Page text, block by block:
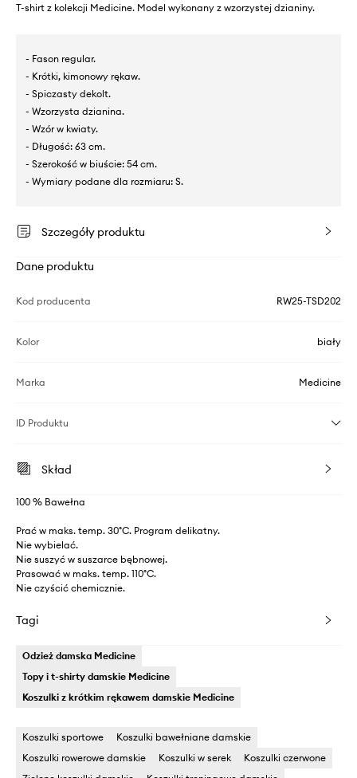
T-shirt z kolekcji Medicine. Model wykonany z wzorzystej dzianiny.
- Fason regular.
- Krótki, kimonowy rękaw.
- Spiczasty dekolt.
- Wzorzysta dzianina.
- Wzór w kwiaty.
- Długość: 63 cm.
- Szerokość w biuście: 54 cm.
- Wymiary podane dla rozmiaru: S.
Szczegóły produktu
Dane produktu
Kod producenta RW25-TSD202
Kolor biały
Marka Medicine
ID Produktu
Skład
100 % Bawełna
Prać w maks. temp. 30°C. Program delikatny.
Nie wybielać.
Nie suszyć w suszarce bębnowej.
Prasować w maks. temp. 110°C.
Nie czyścić chemicznie.
Tagi
Odzież damska Medicine
Topy i t-shirty damskie Medicine
Koszulki z krótkim rękawem damskie Medicine
Koszulki sportowe
Koszulki bawełniane damskie
Koszulki rowerowe damskie
Koszulki w serek
Koszulki czerwone